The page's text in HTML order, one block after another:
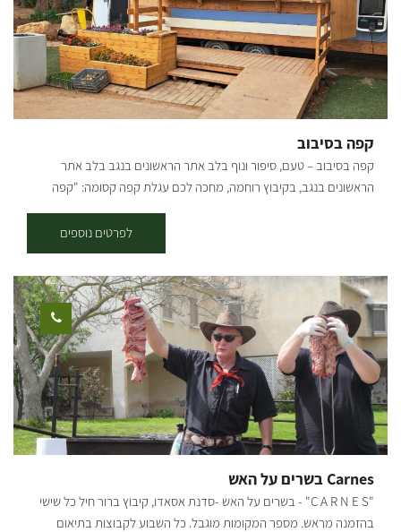
קפה בסיבוב
קפה בסיבוב – טעם, סיפור ונוף בלב אתר הראשונים בנגב בלב אתר
הראשונים בנגב, בקיבוץ רוחמה, מחכה לכם עגלת קפה קסומה: "קפה
היסטורי מרתק המחבר בין עבר להווה. אתר הראשונים הוא פנינה נסתרת
בנגב, הכוללת באר עתיקה מ-1913, משוריינים וכלים חקלאיים מימי קום
המדינה – מקום שעוצר את הזמן ומספר את סיפורה של ההתיישבות בנגב.
חגי הורביץ, הבעלים והיזם, ממשיך את חזונו שהחל בשנת 2021 עם "קפה
בסיבוב" בחץ השחור, סמוך למפלסים. עגלת הקפה האהובה, שזכתה
לקהל מבקרים רחב, נחרבה ב-7/10, וכיום נולדה מחדש במיקום הקסום
באתר הראשונים. "קפה בסיבוב" הוא נקודת עצירה מושלמת למטיילים,
משפחות וחובבי טבע. [gallery columns="5"
ids="27213,27211,27209,27207,29630,29628,29626,29624,29622,29
620,29618,29616,29614,29633,29635,29637,34215,34217,34219,342
21" orderby="rand"]
לפרטים נוספים
Carnes בשרים על האש
"C A R N E S" - בשרים על האש -סדנת אסאדו, קיבוץ ברור חיל כל שישי
בהזמנה מראש. מספר המקומות מוגבל. כל השבוע לקבוצות בתיאום